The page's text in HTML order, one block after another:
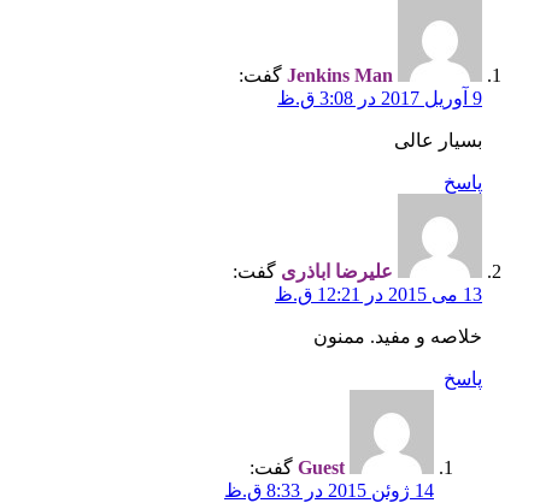
Jenkins Man گفت:
9 آوریل 2017 در 3:08 ق.ظ
بسیار عالی
پاسخ
علیرضا اباذری گفت:
13 می 2015 در 12:21 ق.ظ
خلاصه و مفید. ممنون
پاسخ
Guest گفت:
14 ژوئن 2015 در 8:33 ق.ظ